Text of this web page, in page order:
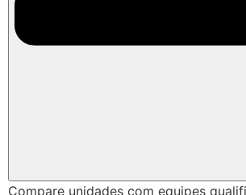
Compare unidades com equipes